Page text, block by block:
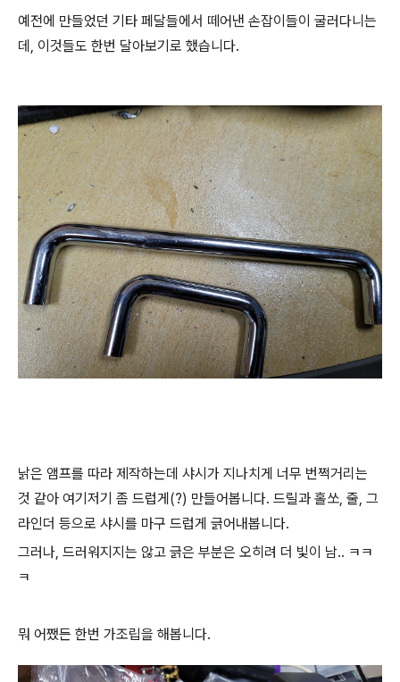
예전에 만들었던 기타 페달들에서 떼어낸 손잡이들이 굴러다니는
데, 이것들도 한번 달아보기로 했습니다.
낡은 앰프를 따라 제작하는데 샤시가 지나치게 너무 번쩍거리는
것 같아 여기저기 좀 드럽게(?) 만들어봅니다. 드릴과 홀쏘, 줄, 그
라인더 등으로 샤시를 마구 드럽게 긁어내봅니다.
그러나, 드러워지지는 않고 긁은 부분은 오히려 더 빛이 남.. ㅋㅋ
ㅋ
뭐 어쨌든 한번 가조립을 해봅니다.